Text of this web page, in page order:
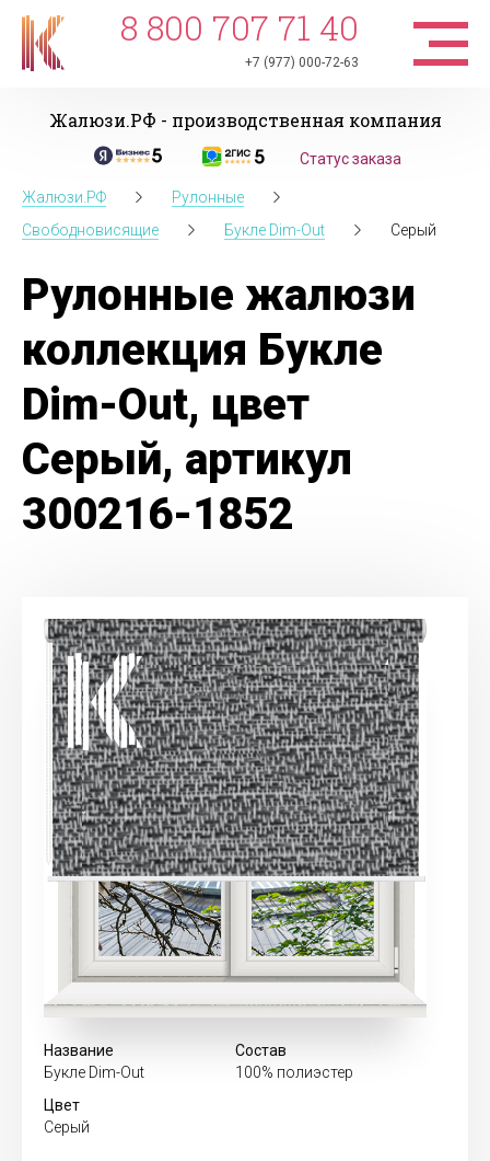
8 800 707 71 40
+7 (977) 000-72-63
Жалюзи.РФ - производственная компания
Статус заказа
Жалюзи.РФ
Рулонные
Свободновисящие
Букле Dim-Out Серый
Рулонные жалюзи
коллекция Букле
Dim-Out, цвет
Серый, артикул
300216-1852
Название
Букле Dim-Out
Состав
100% полиэстер
Цвет
Серый